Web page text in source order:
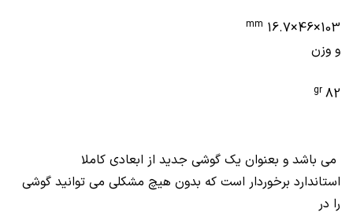
103×46×16.7
mm
و وزن
82
می باشد و بعنوان یک گوشی جدید از ابعادی کاملا
استاندارد برخوردار است که بدون هیچ مشکلی می توانید گوشی
را در